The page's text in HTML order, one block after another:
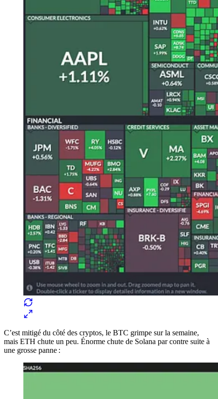
C’est mitigé du côté des cryptos, le BTC grimpe sur la semaine,
mais ETH chute un peu. Énorme chute de Solana par contre suite à
une grosse panne :